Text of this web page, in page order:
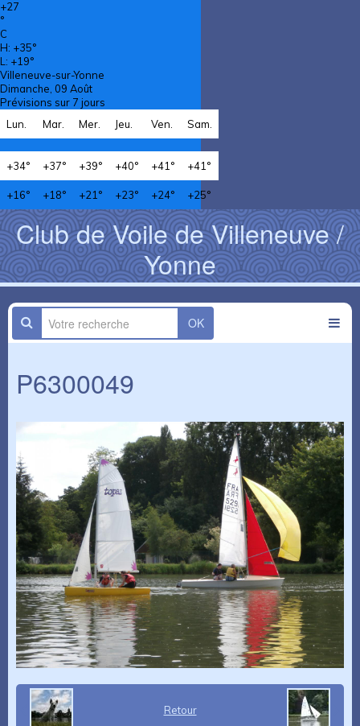
+27
°
C
H: +35°
L: +19°
Villeneuve-sur-Yonne
Dimanche, 09 Août
Prévisions sur 7 jours
Lun.
Mar. Mer. Jeu. Ven. Sam.
+34° +37° +39° +40° +41° +41°
+16° +18° +21° +23° +24° +25°
Club de Voile de Villeneuve /
Yonne
OK
P6300049
Retour